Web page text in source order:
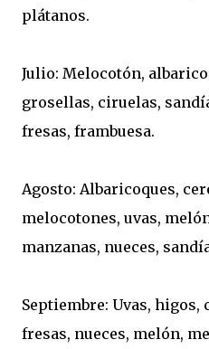
plátanos.
Julio: Melocotón,
grosellas, ciruelas,
fresas, frambuesa.
Agosto: Albaricoques,
melocotones, uvas,
manzanas, nueces,
Septiembre: Uvas, higos,
fresas, nueces, melón,